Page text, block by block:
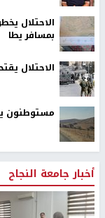
بمسافر يطا
الاحتلال
مستوطنون
أخبار جامعة النجاح